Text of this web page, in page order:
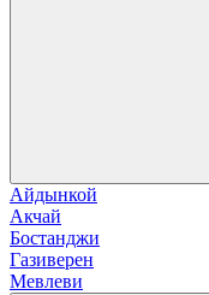
Айдынкой
Акчай
Бостанджи
Газиверен
Мевлеви